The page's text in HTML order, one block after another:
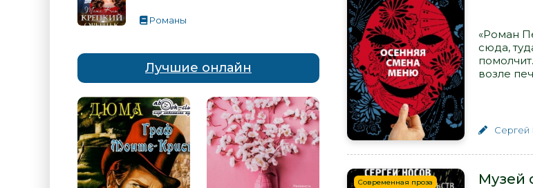
Романы
Лучшие онлайн
«Роман
сюда,
возле
Сергей
Современная проза Музей